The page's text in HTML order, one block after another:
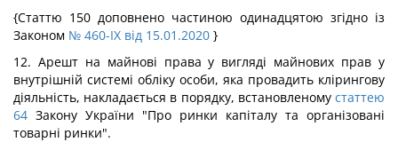
{Статтю 150 доповнено частиною одинадцятою згідно із
Законом № 460-IX від 15.01.2020 }
12. Арешт на майнові права у вигляді майнових прав у
внутрішній системі обліку особи, яка провадить клірингову
діяльність, накладається в порядку, встановленому статтею
64 Закону України "Про ринки капіталу та організовані
товарні ринки".